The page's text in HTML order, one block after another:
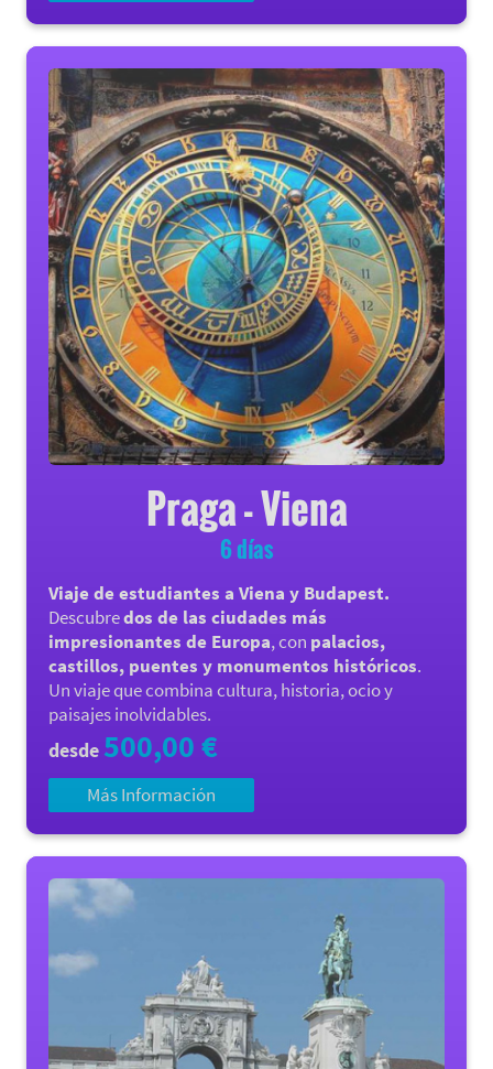
Praga - Viena
6 días
Viaje de estudiantes a Viena y Budapest.
Descubredos de las ciudades más
impresionantes de Europa, con palacios,
castillos, puentes y monumentos históricos.
Un viaje que combina cultura, historia, ocio y
paisajes inolvidables.
desde 500,00 €
Más Información